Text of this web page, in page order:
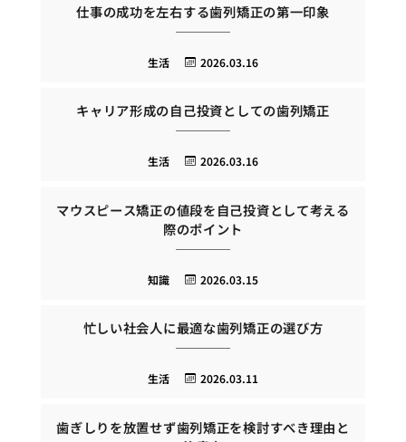
仕事の成功を左右する歯列矯正の第一印象
2026.03.16
生活
キャリア形成の自己投資としての歯列矯正
2026.03.16
生活
マウスピース矯正の値段を自己投資として考える
際のポイント
2026.03.15
知識
忙しい社会人に最適な歯列矯正の選び方
2026.03.11
生活
歯ぎしりを放置せず歯列矯正を検討すべき理由と